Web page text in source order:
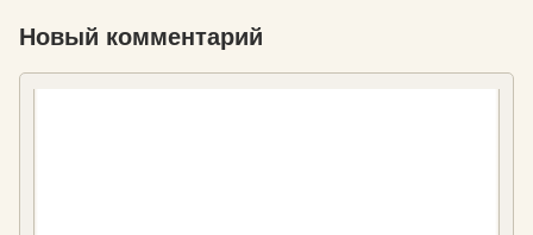
Новый комментарий